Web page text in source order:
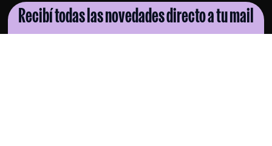
Recibí todas las novedades directo a tu mail